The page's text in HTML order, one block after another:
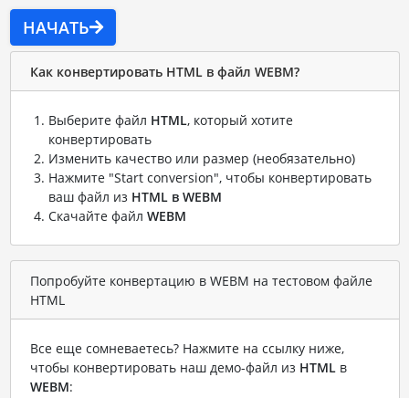
НАЧАТЬ
Как конвертировать HTML в файл WEBM?
Выберите файл HTML, который хотите
конвертировать
Изменить качество или размер (необязательно)
Нажмите "Start conversion", чтобы конвертировать
ваш файл из HTML в WEBM
Скачайте файл WEBM
Попробуйте конвертацию в WEBM на тестовом файле
HTML
Все еще сомневаетесь? Нажмите на ссылку ниже,
чтобы конвертировать наш демо-файл из HTMLв
WEBM: